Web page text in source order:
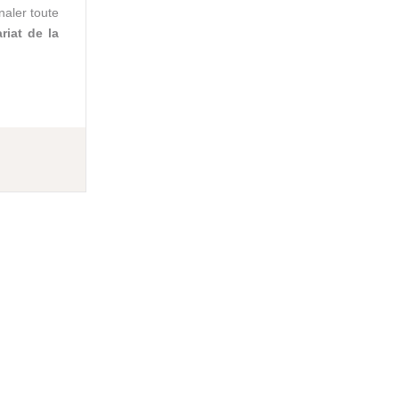
toute
de la